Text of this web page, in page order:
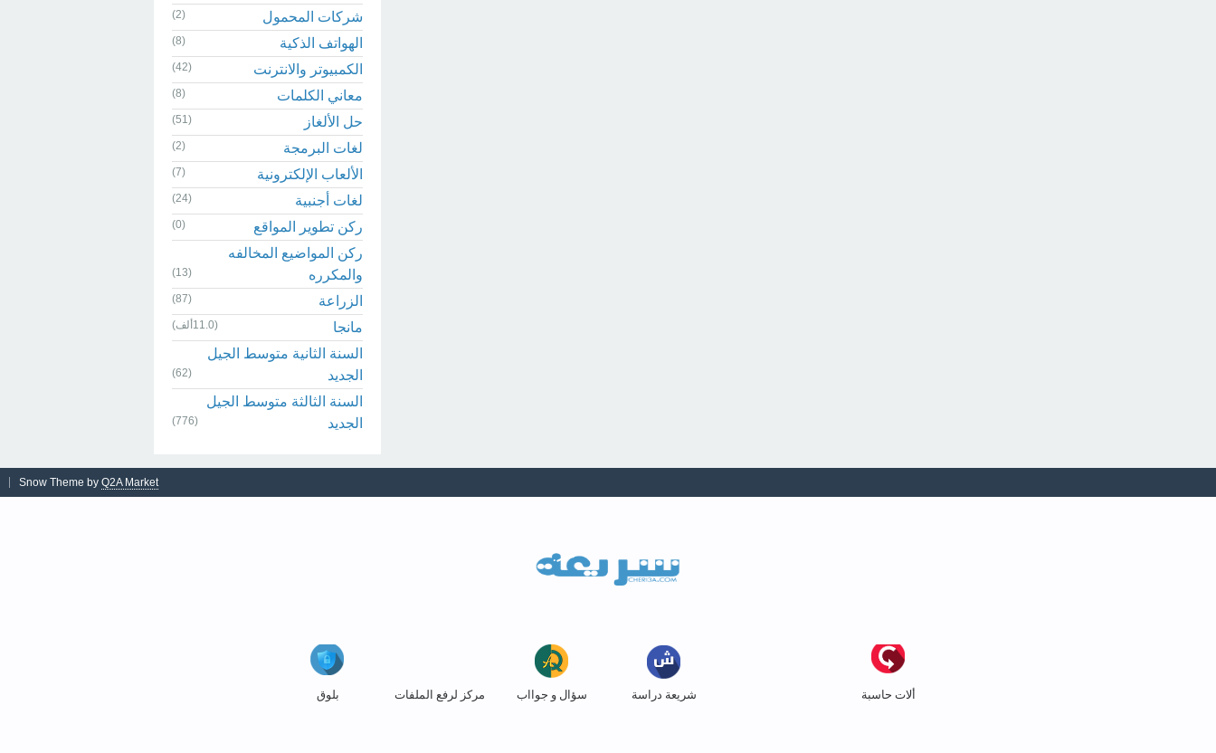
شركات المحمول (2)
الهواتف الذكية (8)
الكمبيوتر والانترنت (42)
معاني الكلمات (8)
حل الألغاز (51)
لغات البرمجة (2)
الألعاب الإلكترونية (7)
لغات أجنبية (24)
ركن تطوير المواقع (0)
ركن المواضيع المخالفه
والمكرره
(13)
الزراعة (87)
مانجا (11.0ألف)
السنة الثانية متوسط الجيل
الجديد
(62)
السنة الثالثة متوسط الجيل
الجديد
(776)
Snow Theme by Q2A Market